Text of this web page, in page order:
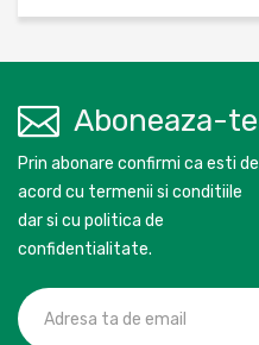
Aboneaza-te
Prin abonare confirmi ca esti de
acord cu termenii si conditiile
dar si cu politica de
confidentialitate.